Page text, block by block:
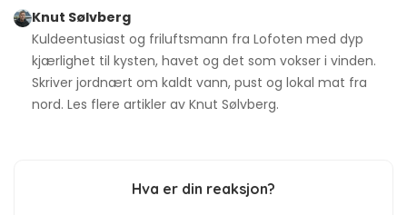
Knut Sølvberg
Kuldeentusiast og friluftsmann fra Lofoten med dyp
kjærlighet til kysten, havet og det som vokser i vinden.
Skriver jordnært om kaldt vann, pust og lokal mat fra
nord. Les flere artikler avKnut Sølvberg.
Hva er din reaksjon?